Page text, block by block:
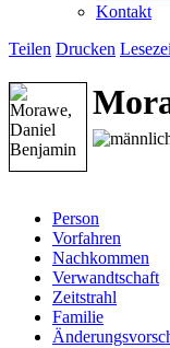
Kontakt
Teilen Drucken
Person
Vorfahren
Nachkommen
Verwandtschaft
Zeitstrahl
Familie